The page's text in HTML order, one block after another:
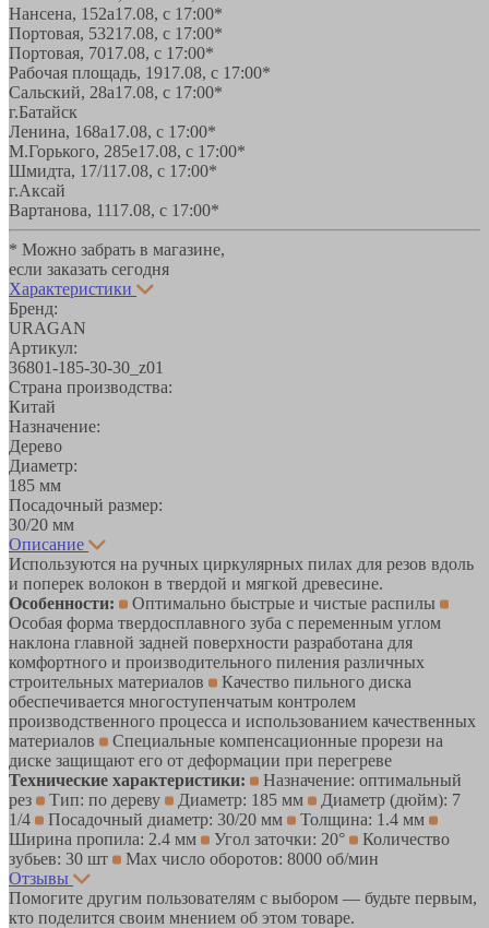
Нансена, 152а17.08, с 17:00*
Портовая, 53217.08, с 17:00*
Портовая, 7017.08, с 17:00*
Рабочая площадь, 1917.08, с 17:00*
Сальский, 28a17.08, с 17:00*
г.Батайск
Ленина, 168а17.08, с 17:00*
М.Горького, 285е17.08, с 17:00*
Шмидта, 17/117.08, с 17:00*
г.Аксай
Вартанова, 1117.08, с 17:00*
* Можно забрать в магазине,
если заказать сегодня
Характеристики
Бренд:
URAGAN
Артикул:
36801-185-30-30_z01
Страна производства:
Китай
Назначение:
Дерево
Диаметр:
185 мм
Посадочный размер:
30/20 мм
Описание
Используются на ручных циркулярных пилах для резов вдоль
и поперек волокон в твердой и мягкой древесине.
Особенности:
Оптимально быстрые и чистые распилы
Особая форма твердосплавного зуба с переменным углом
наклона главной задней поверхности разработана для
комфортного и производительного пиления различных
строительных материалов
Качество пильного диска
обеспечивается многоступенчатым контролем
производственного процесса и использованием качественных
материалов
Специальные компенсационные прорези на
диске защищают его от деформации при перегреве
Технические характеристики:
Назначение: оптимальный
рез
Тип: по дереву Диаметр: 185 мм
Диаметр (дюйм): 7
1/4
Посадочный диаметр: 30/20 мм
Толщина: 1.4 мм
Ширина пропила: 2.4 мм
Угол заточки: 20°
Количество
зубьев: 30 шт
Max число оборотов: 8000 об/мин
Отзывы
Помогите другим пользователям с выбором — будьте первым,
кто поделится своим мнением об этом товаре.